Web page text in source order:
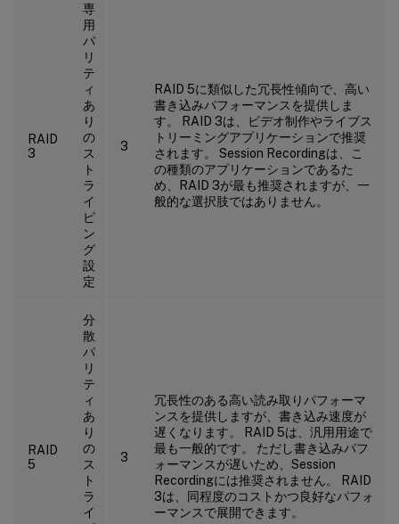
RAID
3
専
用
パ
リ
テ
ィ
あ
り
の
ス
ト
ラ
イ
ピ
ン
グ
設
定
3
RAID 5に類似した冗長性傾向で、高い
書き込みパフォーマンスを提供しま
す。 RAID 3は、ビデオ制作やライブス
トリーミングアプリケーションで推奨
されます。 Session Recordingは、こ
の種類のアプリケーションであるた
め、RAID 3が最も推奨されますが、一
般的な選択肢ではありません。
RAID
5
分
散
パ
リ
テ
ィ
あ
り
の
ス
ト
ラ
イ
3
冗長性のある高い読み取りパフォーマ
ンスを提供しますが、書き込み速度が
遅くなります。 RAID 5は、汎用用途で
最も一般的です。 ただし書き込みパフ
ォーマンスが遅いため、Session
Recordingには推奨されません。 RAID
3は、同程度のコストかつ良好なパフォ
ーマンスで展開できます。